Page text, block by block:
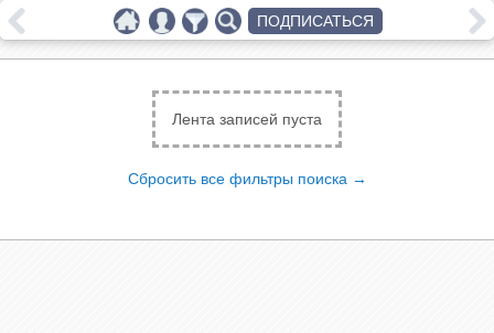
Лента записей пуста
Сбросить все фильтры поиска →
ПОДПИСАТЬСЯ